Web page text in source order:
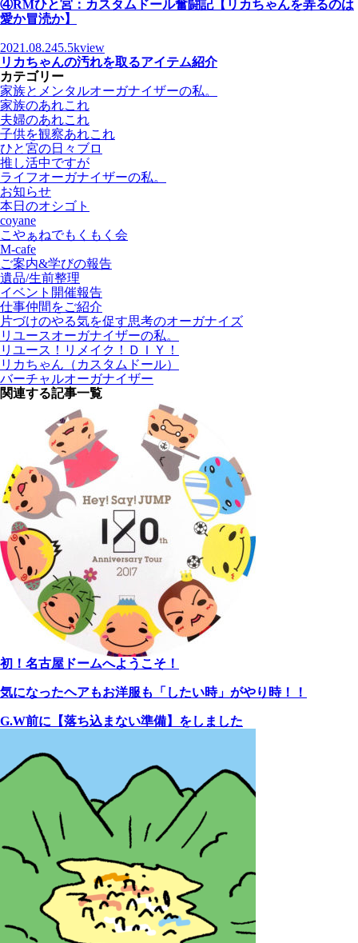
④RMひと宮：カスタムドール奮闘記【リカちゃんを弄るのは
愛か冒涜か】
2021.08.245.5kview
リカちゃんの汚れを取るアイテム紹介
カテゴリー
家族とメンタルオーガナイザーの私。
家族のあれこれ
夫婦のあれこれ
子供を観察あれこれ
ひと宮の日々ブロ
推し活中ですが
ライフオーガナイザーの私。
お知らせ
本日のオシゴト
coyane
こやぁねでもくもく会
M-cafe
ご案内&学びの報告
遺品/生前整理
イベント開催報告
仕事仲間をご紹介
片づけのやる気を促す思考のオーガナイズ
リユースオーガナイザーの私。
リユース！リメイク！ＤＩＹ！
リカちゃん（カスタムドール）
バーチャルオーガナイザー
関連する記事一覧
初！名古屋ドームへようこそ！
気になったヘアもお洋服も「したい時」がやり時！！
G.W前に【落ち込まない準備】をしました